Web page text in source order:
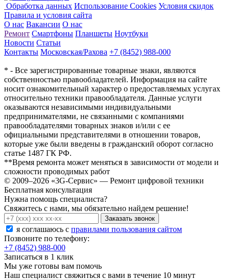
Обработка данных Использование Cookies Условия скидок
Правила и условия сайта
О нас Вакансии О нас
Ремонт Смартфоны Планшеты Ноутбуки
Новости Статьи
Контакты Московская/Рахова +7 (8452) 988-000
* - Все зарегистрированные товарные знаки, являются
собственностью правообладателей. Информация на сайте
носит ознакомительный характер о предоставляемых услугах
относительно техники правообладателя. Данные услуги
оказываются независимыми индивидуальными
предпринимателями, не связанными с компаниями
правообладателями товарных знаков и/или с ее
официальными представителями в отношении товаров,
которые уже были введены в гражданский оборот согласно
статье 1487 ГК РФ.
**Время ремонта может меняться в зависимости от модели и
сложности проводимых работ
© 2009–2026 «3G-Сервис» — Ремонт цифровой техники
Бесплатная консультация
Нужна помощь специалиста?
Свяжитесь с нами, мы обязательно найдем решение!
Заказать звонок
я соглашаюсь c правилами пользования сайтом
Позвоните по телефону:
+7 (8452) 988-000
Записаться в 1 клик
Мы уже готовы вам помочь
Наш специалист свяжиться с вами в течение 10 минут